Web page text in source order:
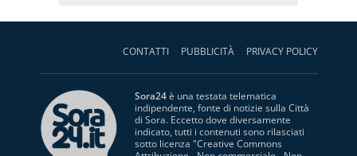
CONTATTI PUBBLICITÀ PRIVACY POLICY
Sora24è una testata telematica
indipendente, fonte di notizie sulla Città
di Sora. Eccetto dove diversamente
indicato, tutti i contenuti sono rilasciati
sotto licenza "Creative Commons